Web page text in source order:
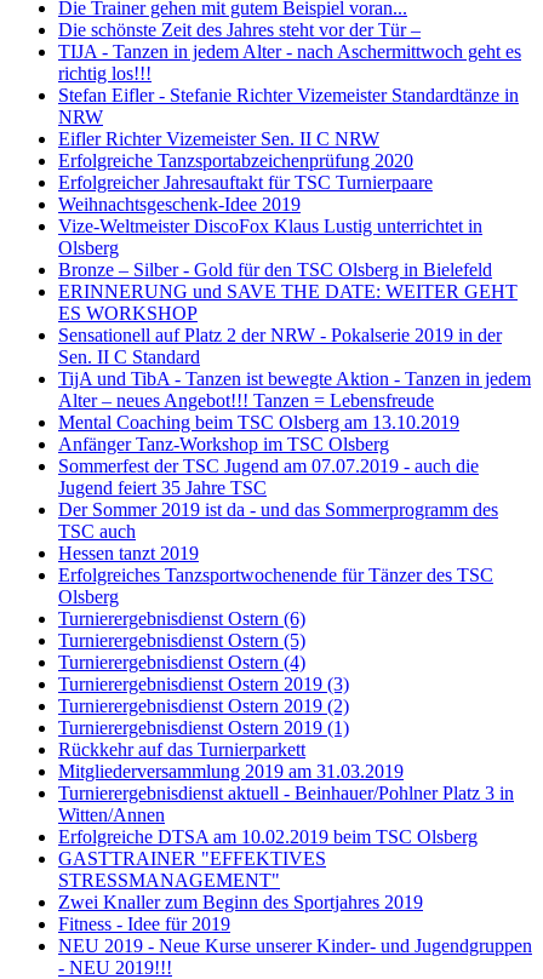
Die Trainer gehen mit gutem Beispiel voran...
Die schönste Zeit des Jahres steht vor der Tür –
TIJA - Tanzen in jedem Alter - nach Aschermittwoch geht es
richtig los!!!
Stefan Eifler - Stefanie Richter Vizemeister Standardtänze in
NRW
Eifler Richter Vizemeister Sen. II C NRW
Erfolgreiche Tanzsportabzeichenprüfung 2020
Erfolgreicher Jahresauftakt für TSC Turnierpaare
Weihnachtsgeschenk-Idee 2019
Vize-Weltmeister DiscoFox Klaus Lustig unterrichtet in
Olsberg
Bronze – Silber - Gold für den TSC Olsberg in Bielefeld
ERINNERUNG und SAVE THE DATE: WEITER GEHT
ES WORKSHOP
Sensationell auf Platz 2 der NRW - Pokalserie 2019 in der
Sen. II C Standard
TijA und TibA - Tanzen ist bewegte Aktion - Tanzen in jedem
Alter – neues Angebot!!! Tanzen = Lebensfreude
Mental Coaching beim TSC Olsberg am 13.10.2019
Anfänger Tanz-Workshop im TSC Olsberg
Sommerfest der TSC Jugend am 07.07.2019 - auch die
Jugend feiert 35 Jahre TSC
Der Sommer 2019 ist da - und das Sommerprogramm des
TSC auch
Hessen tanzt 2019
Erfolgreiches Tanzsportwochenende für Tänzer des TSC
Olsberg
Turnierergebnisdienst Ostern (6)
Turnierergebnisdienst Ostern (5)
Turnierergebnisdienst Ostern (4)
Turnierergebnisdienst Ostern 2019 (3)
Turnierergebnisdienst Ostern 2019 (2)
Turnierergebnisdienst Ostern 2019 (1)
Rückkehr auf das Turnierparkett
Mitgliederversammlung 2019 am 31.03.2019
Turnierergebnisdienst aktuell - Beinhauer/Pohlner Platz 3 in
Witten/Annen
Erfolgreiche DTSA am 10.02.2019 beim TSC Olsberg
GASTTRAINER "EFFEKTIVES
STRESSMANAGEMENT"
Zwei Knaller zum Beginn des Sportjahres 2019
Fitness - Idee für 2019
NEU 2019 - Neue Kurse unserer Kinder- und Jugendgruppen
- NEU 2019!!!